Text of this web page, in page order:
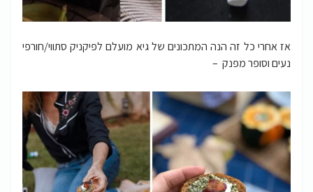
אז אחרי כל זה הנה המתכונים של גיא מועלם לפיקניק סתווי/חורפי
נעים וסופר מפנק –